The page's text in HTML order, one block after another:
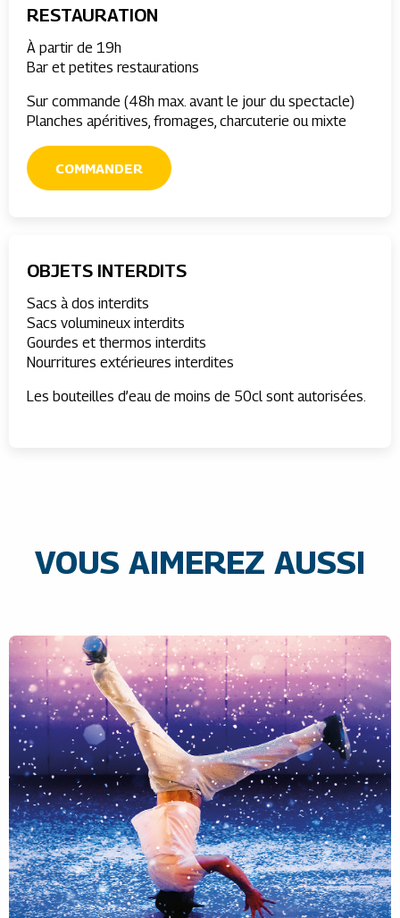
RESTAURATION
À partir de 19h
Bar et petites restaurations
Sur commande (48h max. avant le jour du spectacle)
Planches apéritives, fromages, charcuterie ou mixte
COMMANDER
OBJETS INTERDITS
Sacs à dos interdits
Sacs volumineux interdits
Gourdes et thermos interdits
Nourritures extérieures interdites
Les bouteilles d’eau de moins de 50cl sont autorisées.
VOUS AIMEREZ AUSSI